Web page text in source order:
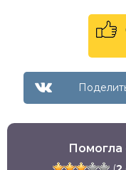
Помогла